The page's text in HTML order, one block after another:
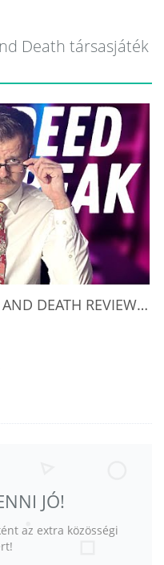
Death társasjáték
BONNIE AND CLYDE: LOVE AND DEATH REVIEW | SOLO BOARD GAMES ON KICKSTARTER
JÓ!
az extra közösségi